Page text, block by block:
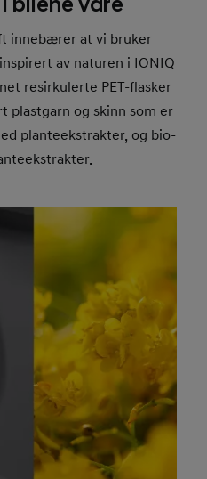
bilene våre
innebærer at vi bruker
av naturen i IONIQ
resirkulerte PET-flasker
plastgarn og skinn som er
planteekstrakter, og bio-